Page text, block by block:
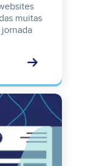
muitas